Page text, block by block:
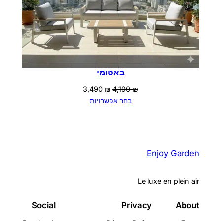
באטומי
4,190₪
המחיר
המקורי
3,490 ₪
בחר אפשרויות
Enjoy Garden
Le luxe en plein air
About
Privacy
Social